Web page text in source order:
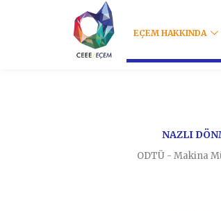
EÇEM HAKKINDA
NAZLI
ODTÜ - Makina